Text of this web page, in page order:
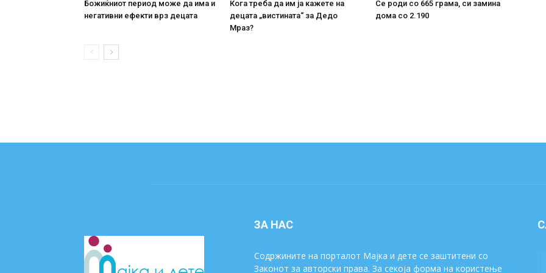
Божиќниот период може да има и
негативни ефекти врз децата
Кога треба да им ја кажете на
децата „вистината“ за Дедо
Мраз?
Се роди со 665 грама, си замина
дома со 2.190
ЗА НАС
Содржините на порталот Мајка и дете се заштитени со
Законот за авторски права. За секоја форма на користење